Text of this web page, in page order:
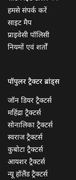
हमसे संपर्क करें
साइट मैप
प्राइवेसी पॉलिसी
नियमों एवं शर्तों
पॉपुलर ट्रैक्टर ब्रांड्स
जॉन डियर ट्रैक्टर्स
महिंद्रा ट्रैक्टर्स
सोनालिका ट्रैक्टर्स
स्वराज ट्रैक्टर्स
कुबोटा ट्रैक्टर्स
आयशर ट्रैक्टर्स
न्यू हॉलैंड ट्रैक्टर्स